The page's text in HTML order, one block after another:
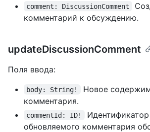
comment: DiscussionComment
комментарий к обсуждению.
updateDiscussionComment
Поля ввода:
body: String!
Новое
комментария.
commentId: ID!
Идентификатор
обновляемого комментария